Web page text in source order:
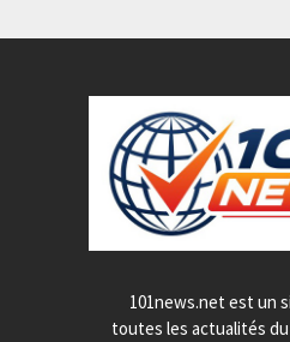
101news.net est un
toutes les actualités